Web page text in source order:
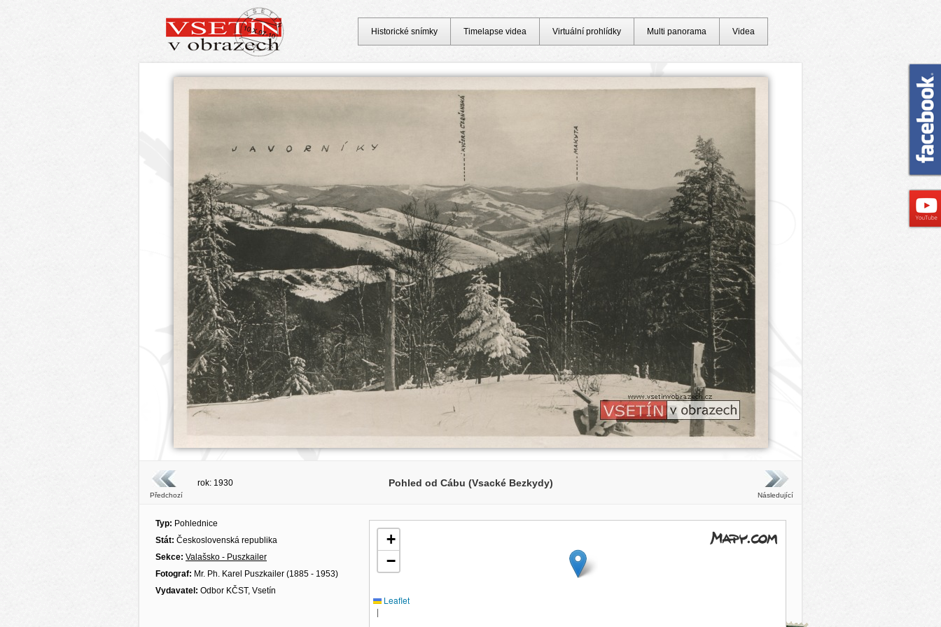
Předchozí
rok: 1930 Pohled od Cábu (Vsacké Bezkydy)
Následující
Typ: Pohlednice
Stát: Československá republika
Sekce: Valašsko - Puszkailer
Fotograf: Mr. Ph. Karel Puszkailer (1885 - 1953)
Vydavatel: Odbor KČST, Vsetín
+
−
Leaflet
|
Historické snímky Timelapse videa Virtuální prohlídky Multi panorama Videa